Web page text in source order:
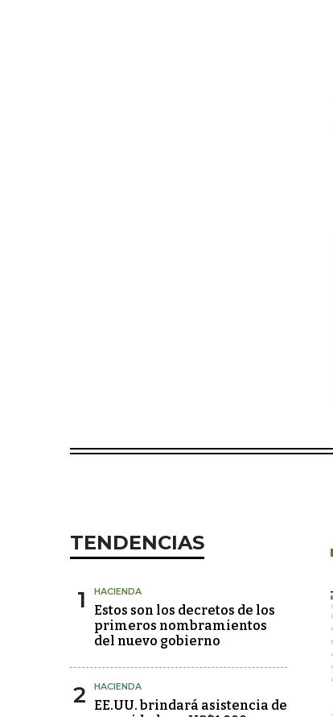
TENDENCIAS
1 HACIENDA
Estos son los decretos de los
primeros nombramientos
del nuevo gobierno
2 HACIENDA
EE.UU. brindará asistencia de